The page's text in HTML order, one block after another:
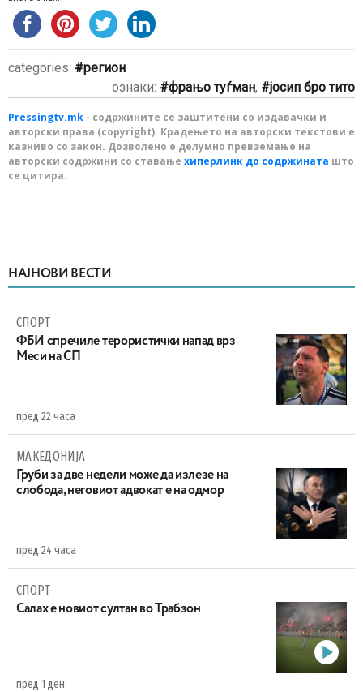
categories:
регион
ознаки:
фрањо туѓман, јосип бро тито
Pressingtv.mk - содржините се заштитени со издавачки и
авторски права (copyright). Крадењето на авторски текстови е
казниво со закон. Дозволено е делумно превземање на
авторски содржини со ставање хиперлинк до содржината што
се цитира.
НАЈНОВИ ВЕСТИ
СПОРТ
ФБИ спречиле терористички напад врз
Меси на СП
пред 22 часа
МАКЕДОНИЈА
Груби за две недели може да излезе на
слобода, неговиот адвокат е на одмор
пред 24 часа
СПОРТ
Салах е новиот султан во Трабзон
пред 1 ден